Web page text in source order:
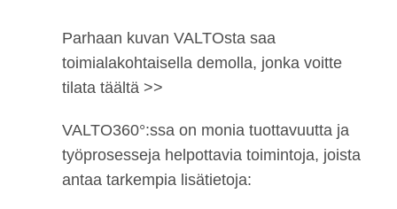
Parhaan kuvan VALTOsta saa
toimialakohtaisella demolla, jonka voitte
tilata täältä >>
VALTO360°:ssa on monia tuottavuutta ja
työprosesseja helpottavia toimintoja, joista
antaa tarkempia lisätietoja: